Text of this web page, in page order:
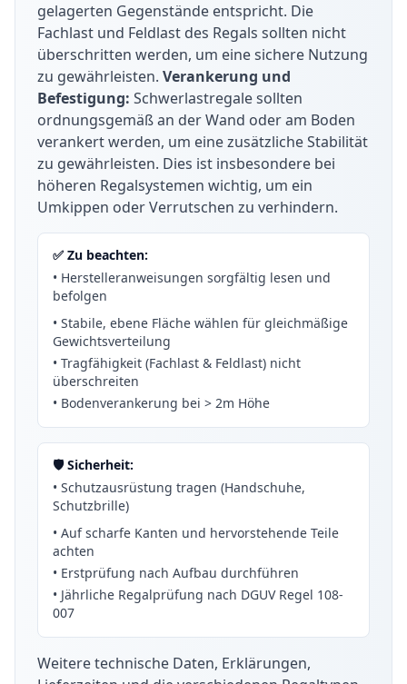
Getränkekistenregale:Das Regal für
Getränkekästen ist so konzipiert, dass es die
Lagerung von Kästen unterschiedlicher
Abmessungen übereinander ermöglicht, was
bei herkömmlichen Kastenstapeln nicht möglich
ist. Trotz dieser enormen Platzersparnis hat
man Zugriff auf jede einzelne Flasche.
Garderobenregale:Zur übersichtlichen
Lagerung von schwerer Arbeitskleidung und
bestens geeignet. Von Bedeutung ist dabei der
relativ geringe Platzbedarf eines Regals aus
Metall. Mit einer variablen Breite und einer Höhe
ideal für den Einsatz auf mehreren Etagen
geeignet.
Umweltregale:
lösungen sind speziell für die Lagerung und
oder Materialien entwickelt wurden.
Umweltregale sind zum einen für die sichere
Lagerung von gefährlichen Chemikalien und
Anforderungen bezüglich Belüftung,
Auslaufsicherheit und Kennzeichnung, um die
Umwelt und die Sicherheit am Arbeitsplatz zu
gewährleisten. Zum anderen dienen sie aber
auch zur Lagerung unbedenklicher Behältnisse,
Fässer oder Flaschen.
gelagerten Gegenstände entspricht. Die
Fachlast und Feldlast des Regals sollten nicht
überschritten werden, um eine sichere Nutzung
zu gewährleisten. Verankerung und
Befestigung: Schwerlastregale sollten
ordnungsgemäß an der Wand oder am Boden
verankert werden, um eine zusätzliche Stabilität
zu gewährleisten. Dies ist insbesondere bei
höheren Regalsystemen wichtig, um ein
Umkippen oder Verrutschen zu verhindern.
✅ Zu beachten:
• Herstelleranweisungen sorgfältig lesen und
befolgen
• Stabile, ebene Fläche wählen für gleichmäßige
Gewichtsverteilung
• Tragfähigkeit (Fachlast & Feldlast) nicht
überschreiten
• Bodenverankerung bei > 2m Höhe
🛡️ Sicherheit:
• Schutzausrüstung tragen (Handschuhe,
Schutzbrille)
• Auf scharfe Kanten und hervorstehende Teile
achten
• Erstprüfung nach Aufbau durchführen
• Jährliche Regalprüfung nach DGUV Regel 108-
007
Weitere technische Daten, Erklärungen,